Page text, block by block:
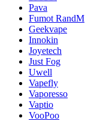
Pava
Fumot RandM
Geekvape
Innokin
Joyetech
Just Fog
Uwell
Vapefly
Vaporesso
Vaptio
VooPoo